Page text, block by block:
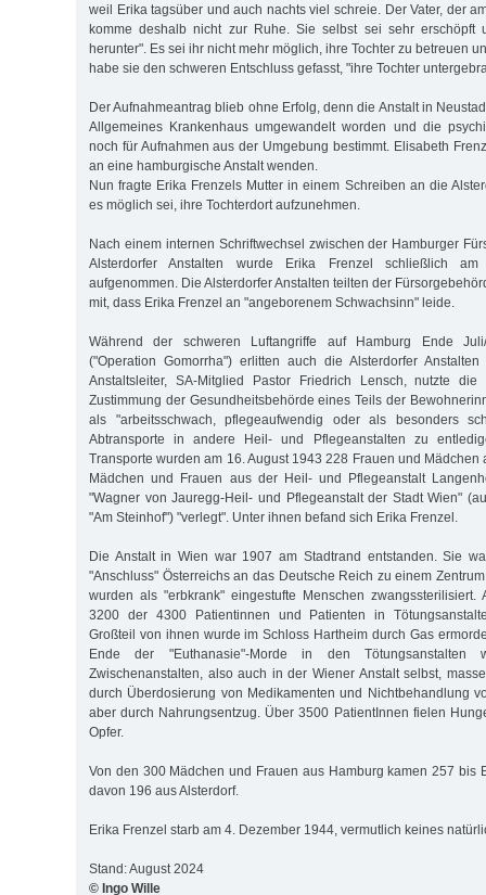
weil Erika tagsüber und auch nachts viel schreie. Der Vater, der
komme deshalb nicht zur Ruhe. Sie selbst sei sehr erschöpft
herunter". Es sei ihr nicht mehr möglich, ihre Tochter zu betreuen
habe sie den schweren Entschluss gefasst, "ihre Tochter
Der Aufnahmeantrag blieb ohne Erfolg, denn die Anstalt in
Allgemeines Krankenhaus umgewandelt worden und die
noch für Aufnahmen aus der Umgebung bestimmt. Elisabeth
an eine hamburgische Anstalt wenden.
Nun fragte Erika Frenzels Mutter in einem Schreiben an die
es möglich sei, ihre Tochterdort aufzunehmen.
Nach einem internen Schriftwechsel zwischen der Hamburger
Alsterdorfer Anstalten wurde Erika Frenzel schließlich
aufgenommen. Die Alsterdorfer Anstalten teilten der
mit, dass Erika Frenzel an "angeborenem Schwachsinn" leide.
Während der schweren Luftangriffe auf Hamburg Ende
("Operation Gomorrha") erlitten auch die Alsterdorfer Anstalten
Anstaltsleiter, SA-Mitglied Pastor Friedrich Lensch, nutzte
Zustimmung der Gesundheitsbehörde eines Teils der
als "arbeitsschwach, pflegeaufwendig oder als besonders
Abtransporte in andere Heil- und Pflegeanstalten zu
Transporte wurden am 16. August 1943 228 Frauen und Mädchen
Mädchen und Frauen aus der Heil- und Pflegeanstalt
"Wagner von Jauregg-Heil- und Pflegeanstalt der Stadt Wien"
"Am Steinhof") "verlegt". Unter ihnen befand sich Erika Frenzel.
Die Anstalt in Wien war 1907 am Stadtrand entstanden. Sie
"Anschluss" Österreichs an das Deutsche Reich zu einem
wurden als "erbkrank" eingestufte Menschen
3200 der 4300 Patientinnen und Patienten in
Großteil von ihnen wurde im Schloss Hartheim durch Gas
Ende der "Euthanasie"-Morde in den Tötungsanstalten
Zwischenanstalten, also auch in der Wiener Anstalt selbst,
durch Überdosierung von Medikamenten und Nichtbehandlung
aber durch Nahrungsentzug. Über 3500 PatientInnen fielen
Opfer.
Von den 300 Mädchen und Frauen aus Hamburg kamen 257 bis
davon 196 aus Alsterdorf.
Erika Frenzel starb am 4. Dezember 1944, vermutlich keines
Stand: August 2024
© Ingo Wille